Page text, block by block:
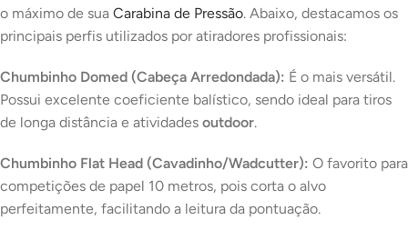
o máximo de sua Carabina de Pressão. Abaixo, destacamos os
principais perfis utilizados por atiradores profissionais:
Chumbinho Domed (Cabeça Arredondada): É o mais versátil.
Possui excelente coeficiente balístico, sendo ideal para tiros
de longa distância e atividades outdoor.
Chumbinho Flat Head (Cavadinho/Wadcutter): O favorito para
competições de papel 10 metros, pois corta o alvo
perfeitamente, facilitando a leitura da pontuação.